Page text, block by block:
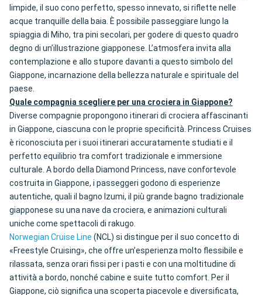
limpide, il suo cono perfetto, spesso innevato, si riflette nelle
acque tranquille della baia. È possibile passeggiare lungo la
spiaggia di Miho, tra pini secolari, per godere di questo quadro
degno di un’illustrazione giapponese. L’atmosfera invita alla
contemplazione e allo stupore davanti a questo simbolo del
Giappone, incarnazione della bellezza naturale e spirituale del
paese.
Quale compagnia scegliere per una crociera in Giappone?
Diverse compagnie propongono itinerari di crociera affascinanti
in Giappone, ciascuna con le proprie specificità. Princess Cruises
è riconosciuta per i suoi itinerari accuratamente studiati e il
perfetto equilibrio tra comfort tradizionale e immersione
culturale. A bordo della Diamond Princess, nave confortevole
costruita in Giappone, i passeggeri godono di esperienze
autentiche, quali il bagno Izumi, il più grande bagno tradizionale
giapponese su una nave da crociera, e animazioni culturali
uniche come spettacoli di rakugo.
Norwegian Cruise Line (NCL) si distingue per il suo concetto di
«Freestyle Cruising», che offre un’esperienza molto flessibile e
rilassata, senza orari fissi per i pasti e con una moltitudine di
attività a bordo, nonché cabine e suite tutto comfort. Per il
Giappone, ciò significa una scoperta piacevole e diversificata,